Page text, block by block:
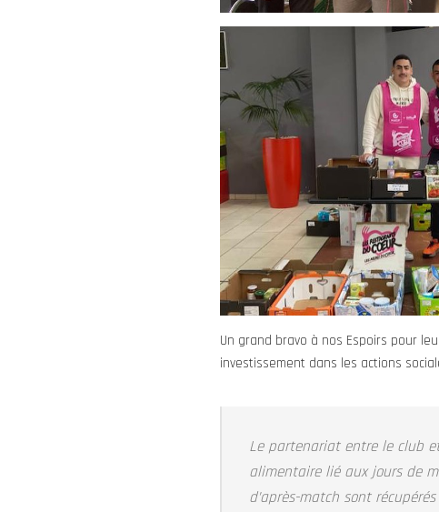
Un grand bravo à nos Espoirs pour
investissement dans les actions
Le partenariat entre le club
alimentaire lié aux jours de
d’après-match sont